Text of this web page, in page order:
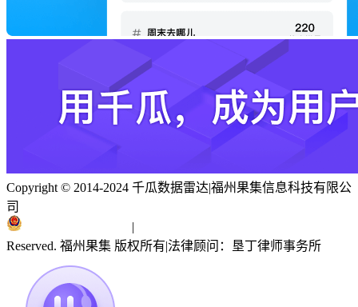
Copyright © 2014-2024 千瓜数据雷达|福州果集信息科技有限公
司
|
Reserved. 福州果集 版权所有|法律顾问：垦丁律师事务所